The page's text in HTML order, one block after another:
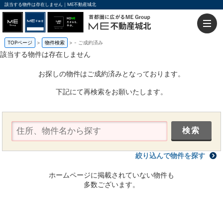
該当する物件は存在しません｜ME不動産城北
TOPページ 物件検索 - ご成約済み
該当する物件は存在しません
お探しの物件はご成約済みとなっております。
下記にて再検索をお願いたします。
絞り込んで物件を探す
ホームページに掲載されていない物件も
多数ございます。